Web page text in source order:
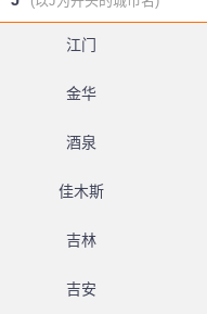
江门
金华
酒泉
佳木斯
吉林
吉安